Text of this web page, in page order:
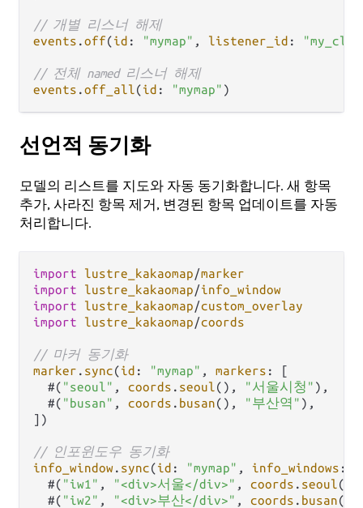
// 개별 리스너 해제
events .off(id : "mymap" , listener_id :
// 전체 named 리스너 해제
events .off_all(id : "mymap"
선언적 동기화
모델의 리스트를 지도와 자동 동기화합니다. 새 항목
추가, 사라진 항목 제거, 변경된 항목 업데이트를 자동
처리합니다.
import lustre_kakaomap/marker
import
lustre_kakaomap/info_window
import
lustre_kakaomap/custom_overlay
import
lustre_kakaomap/coords
// 마커 동기화
marker . sync(id : "mymap" , markers : [
  #(
"seoul" , coords . seoul(), "서울시청" ),
  #(
"busan" , coords . busan(), "부산역" ),
])
// 인포윈도우 동기화
info_window. sync(id : "mymap" , info_windows : [
  #(
"iw1" , "<div>서울</div>" , coords . seoul
  #(
"iw2" , "<div>부산</div>" , coords . busan